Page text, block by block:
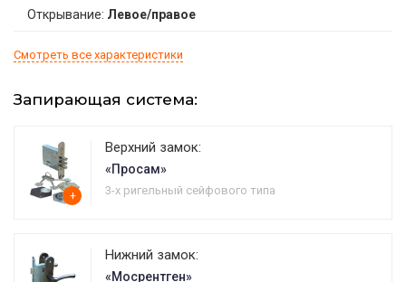
Открывание: Левое/правое
Смотреть все характеристики
Запирающая система:
+
Верхний замок:
«Просам»
3-х ригельный сейфового типа
Нижний замок:
«Мосрентген»